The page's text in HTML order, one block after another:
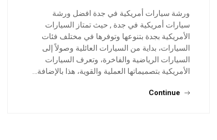
ورشة سيارات أمريكية في جدة افضل ورشة
سيارات أمريكية في جدة , حيث تمتاز السيارات
الأمريكية بجدة بتنوعها وتوفرها في مختلف فئات
السيارات، بداية من السيارات العائلية وصولاً إلى
السيارات الرياضية والفاخرة، وتعرف السيارات
الأمريكية بتصميماتها العملية والقوية، هذا بالإضافة…
Continue